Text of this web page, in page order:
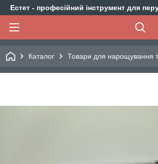
Естет - професійний інструмент для
Каталог Товари для нарощування